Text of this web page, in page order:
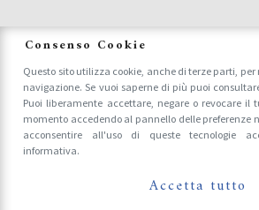
Accrediti Stampa e
Follow Us On
Consenso Cookie
Questo sito utilizza cookie, anche di terze parti,
navigazione. Se vuoi saperne di più puoi
Puoi liberamente accettare, negare o revocare il
momento accedendo al pannello delle preferenze
acconsentire all'uso di queste tecnologie
informativa.
Accetta tutto